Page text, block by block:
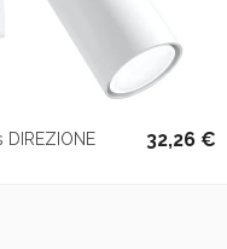
DIREZIONE
32,26 €